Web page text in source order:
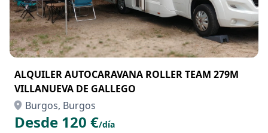
ALQUILER AUTOCARAVANA ROLLER TEAM 279M
VILLANUEVA DE GALLEGO
Burgos, Burgos
Desde 120 €/día